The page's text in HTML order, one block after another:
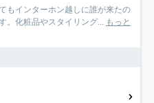
もインターホン越しに誰が来たの
。化粧品やスタイリング...
もっと